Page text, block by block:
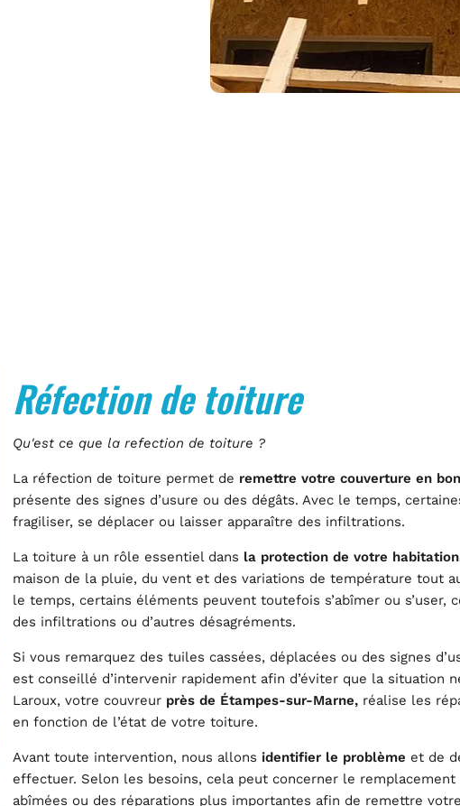
Réfection de toiture
Qu'est ce que la refection de toiture ?
La réfection de toiture permet de remettre votre couverture en
présente des signes d’usure ou des dégâts. Avec le temps,
fragiliser, se déplacer ou laisser apparaître des infiltrations.
La toiture à un rôle essentiel dans la protection de votre
maison de la pluie, du vent et des variations de température tout
le temps, certains éléments peuvent toutefois s’abîmer ou s’user,
des infiltrations ou d’autres désagréments.
Si vous remarquez des tuiles cassées, déplacées ou des signes
est conseillé d’intervenir rapidement afin d’éviter que la situation
Laroux, votre couvreur près de Étampes-sur-Marne, réalise les
en fonction de l’état de votre toiture.
Avant toute intervention, nous allonsidentifier le problème et de
effectuer. Selon les besoins, cela peut concerner le
abîmées ou des réparations plus importantes afin de remettre